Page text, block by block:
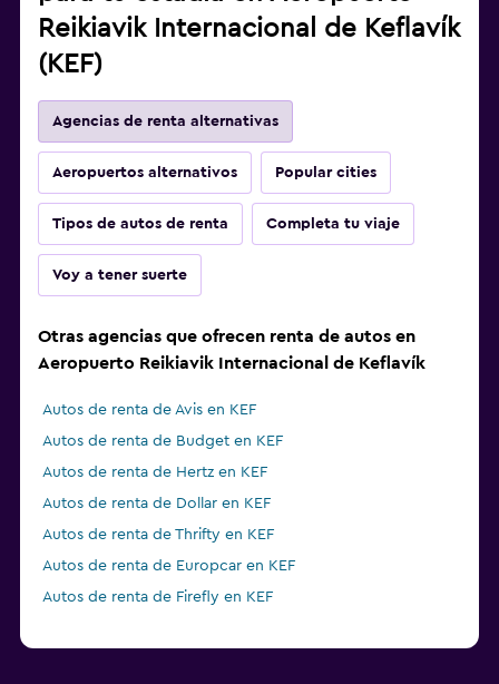
Reikiavik Internacional de Keflavík
(KEF)
Agencias de renta alternativas
Aeropuertos alternativos Popular cities
Tipos de autos de renta Completa tu viaje
Voy a tener suerte
Otras agencias que ofrecen renta de autos en
Aeropuerto Reikiavik Internacional de Keflavík
Autos de renta de Avis en KEF
Autos de renta de Budget en KEF
Autos de renta de Hertz en KEF
Autos de renta de Dollar en KEF
Autos de renta de Thrifty en KEF
Autos de renta de Europcar en KEF
Autos de renta de Firefly en KEF